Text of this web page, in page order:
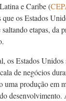
e Caribe (
os Estados
etapas,
os Estados Unidos
de negócios
uma produção em